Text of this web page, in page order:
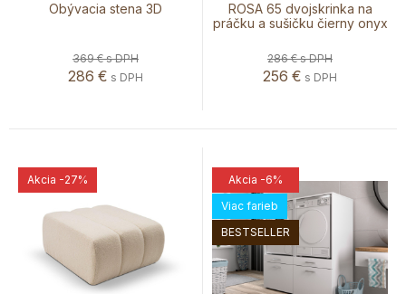
Obývacia stena 3D
369 €s DPH
286 € s DPH
ROSA 65 dvojskrinka na
práčku a sušičku čierny onyx
286 €s DPH
256 € s DPH
Akcia -27% Akcia -6%
Viac farieb
BESTSELLER